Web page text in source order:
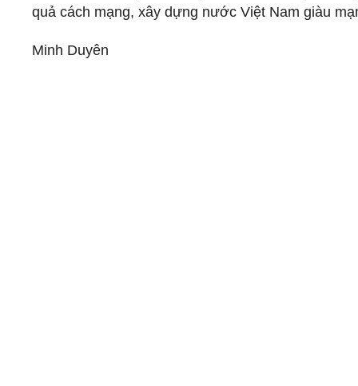
quả cách mạng, xây dựng nước Việt Nam giàu
Minh Duyên